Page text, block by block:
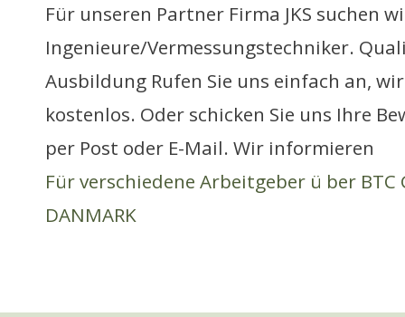
Für unseren Partner Firma JKS suchen
Ingenieure/Vermessungstechniker.
Ausbildung Rufen Sie uns einfach an,
kostenlos. Oder schicken Sie uns Ihre
per Post oder E-Mail. Wir informieren
Für verschiedene Arbeitgeber ü ber BTC
DANMARK